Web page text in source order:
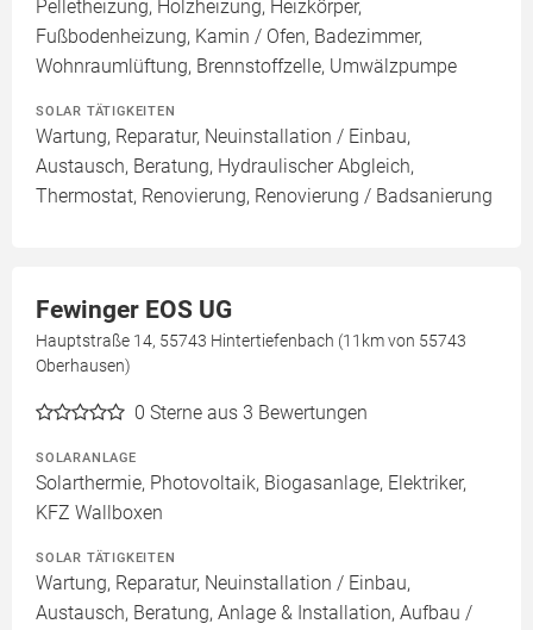
Pelletheizung, Holzheizung, Heizkörper,
Fußbodenheizung, Kamin / Ofen, Badezimmer,
Wohnraumlüftung, Brennstoffzelle, Umwälzpumpe
SOLAR TÄTIGKEITEN
Wartung, Reparatur, Neuinstallation / Einbau,
Austausch, Beratung, Hydraulischer Abgleich,
Thermostat, Renovierung, Renovierung / Badsanierung
Fewinger EOS UG
Hauptstraße 14, 55743 Hintertiefenbach (11km von 55743
Oberhausen)
0 Sterne aus 3 Bewertungen
SOLARANLAGE
Solarthermie, Photovoltaik, Biogasanlage, Elektriker,
KFZ Wallboxen
SOLAR TÄTIGKEITEN
Wartung, Reparatur, Neuinstallation / Einbau,
Austausch, Beratung, Anlage & Installation, Aufbau /